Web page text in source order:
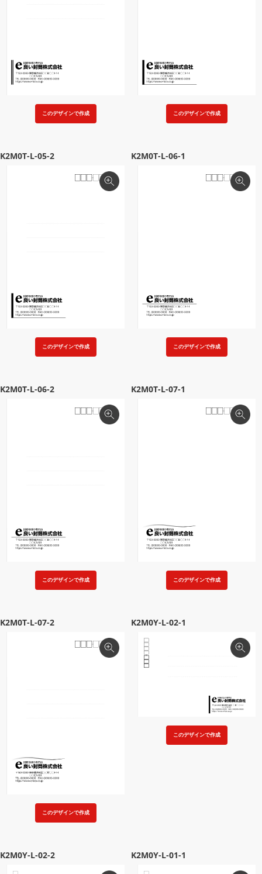
このデザインで作成 このデザインで作成
K2M0T-L-05-2
このデザインで作成
K2M0T-L-06-1
このデザインで作成
K2M0T-L-06-2
このデザインで作成
K2M0T-L-07-1
このデザインで作成
K2M0T-L-07-2
このデザインで作成
K2M0Y-L-02-1
このデザインで作成
K2M0Y-L-02-2 K2M0Y-L-01-1